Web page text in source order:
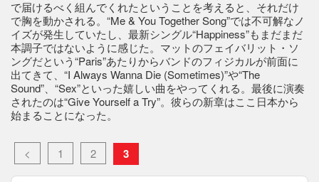
で届けるべく組んでくれたということを考えると、それだけ
で胸を動かされる。“Me & You Together Song”では不可解なノ
イズが発生していたし、最新シングル“Happiness”もまだまだ
本調子ではないように感じた。マットのフェイバリット・ソ
ングだという“Paris”あたりからバンドのフィジカルが前面に
出てきて、“I Always Wanna Die (Sometimes)”や“The
Sound”、“Sex”といった嬉しい曲をやってくれる。最後に演奏
されたのは“Give Yourself a Try”。彼らの新章はここ日本から
始まることになった。
< 1 2 3